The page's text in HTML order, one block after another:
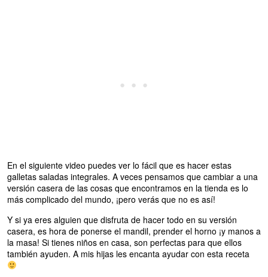
En el siguiente video puedes ver lo fácil que es hacer estas
galletas saladas integrales. A veces pensamos que cambiar a una
versión casera de las cosas que encontramos en la tienda es lo
más complicado del mundo, ¡pero verás que no es así!
Y si ya eres alguien que disfruta de hacer todo en su versión
casera, es hora de ponerse el mandil, prender el horno ¡y manos a
la masa! Si tienes niños en casa, son perfectas para que ellos
también ayuden. A mis hijas les encanta ayudar con esta receta